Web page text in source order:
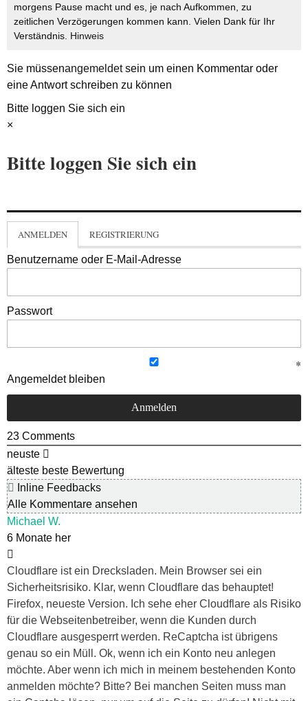
morgens Pause macht und es, je nach Aufkommen, zu
zeitlichen Verzögerungen kommen kann. Vielen Dank für Ihr
Verständnis. Hinweis
Sie müssenangemeldetsein um einen Kommentar oder
eine Antwort schreiben zu können
Bitte loggen Sie sich ein
×
Bitte loggen Sie sich ein
ANMELDEN REGISTRIERUNG
Benutzername oder E-Mail-Adresse
Passwort
Angemeldet bleiben
23 Comments
neuste
älteste beste Bewertung
Inline Feedbacks
Alle Kommentare ansehen
Michael W.
6 Monate her
Cloudflare ist ein Drecksladen. Mein Browser sei ein
Sicherheitsrisiko. Klar, wenn Cloudflare das behauptet!
Firefox, neueste Version. Ich sehe eher Cloudflare als Risiko
für die Webseitenbetreiber, wenn die Kunden durch
Cloudflare ausgesperrt werden. ReCaptcha ist übrigens
genau so ein Müll. Ok, wenn ich ein Konto neu anlegen
möchte. Aber wenn ich mich in meinem bestehenden Konto
anmelden möchte? Bitte? Bei manchen Seiten muss man